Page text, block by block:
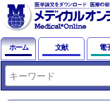
ホーム 文献 電